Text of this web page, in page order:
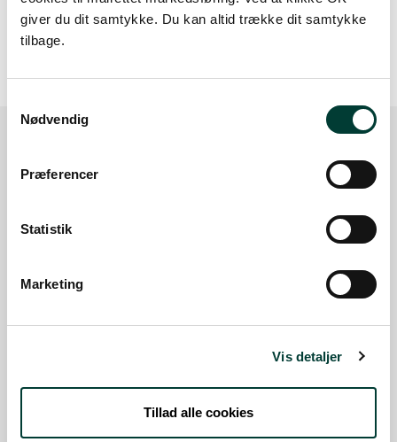
giver du dit samtykke. Du kan altid trække dit samtykke
tilbage.
Nødvendig
Præferencer
Statistik
Marketing
Vis detaljer
Tillad alle cookies
20 m
Sådan kommer du dertil
Parkering